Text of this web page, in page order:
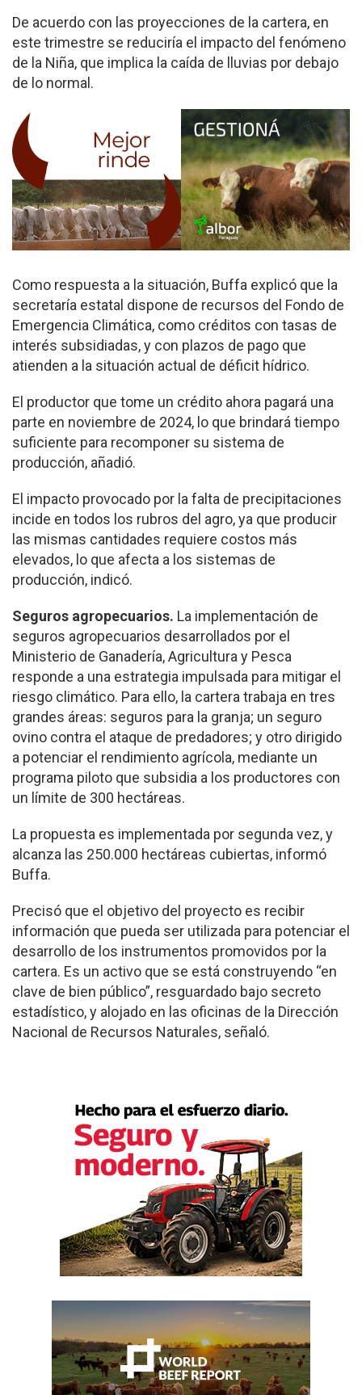
De acuerdo con las proyecciones de la cartera, en
este trimestre se reduciría el impacto del fenómeno
de la Niña, que implica la caída de lluvias por debajo
de lo normal.
Como respuesta a la situación, Buffa explicó que la
secretaría estatal dispone de recursos del Fondo de
Emergencia Climática, como créditos con tasas de
interés subsidiadas, y con plazos de pago que
atienden a la situación actual de déficit hídrico.
El productor que tome un crédito ahora pagará una
parte en noviembre de 2024, lo que brindará tiempo
suficiente para recomponer su sistema de
producción, añadió.
El impacto provocado por la falta de precipitaciones
incide en todos los rubros del agro, ya que producir
las mismas cantidades requiere costos más
elevados, lo que afecta a los sistemas de
producción, indicó.
Seguros agropecuarios. La implementación de
seguros agropecuarios desarrollados por el
Ministerio de Ganadería, Agricultura y Pesca
responde a una estrategia impulsada para mitigar el
riesgo climático. Para ello, la cartera trabaja en tres
grandes áreas: seguros para la granja; un seguro
ovino contra el ataque de predadores; y otro dirigido
a potenciar el rendimiento agrícola, mediante un
programa piloto que subsidia a los productores con
un límite de 300 hectáreas.
La propuesta es implementada por segunda vez, y
alcanza las 250.000 hectáreas cubiertas, informó
Buffa.
Precisó que el objetivo del proyecto es recibir
información que pueda ser utilizada para potenciar el
desarrollo de los instrumentos promovidos por la
cartera. Es un activo que se está construyendo “en
clave de bien público”, resguardado bajo secreto
estadístico, y alojado en las oficinas de la Dirección
Nacional de Recursos Naturales, señaló.